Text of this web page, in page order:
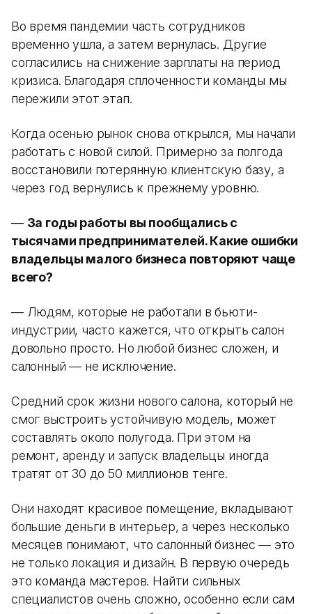
Во время пандемии часть сотрудников
временно ушла, а затем вернулась. Другие
согласились на снижение зарплаты на период
кризиса. Благодаря сплоченности команды мы
пережили этот этап.
Когда осенью рынок снова открылся, мы начали
работать с новой силой. Примерно за полгода
восстановили потерянную клиентскую базу, а
через год вернулись к прежнему уровню.
— За годы работы вы пообщались с
тысячами предпринимателей. Какие ошибки
владельцы малого бизнеса повторяют чаще
всего?
— Людям, которые не работали в бьюти-
индустрии, часто кажется, что открыть салон
довольно просто. Но любой бизнес сложен, и
салонный — не исключение.
Средний срок жизни нового салона, который не
смог выстроить устойчивую модель, может
составлять около полугода. При этом на
ремонт, аренду и запуск владельцы иногда
тратят от 30 до 50 миллионов тенге.
Они находят красивое помещение, вкладывают
большие деньги в интерьер, а через несколько
месяцев понимают, что салонный бизнес — это
не только локация и дизайн. В первую очередь
это команда мастеров. Найти сильных
специалистов очень сложно, особенно если сам